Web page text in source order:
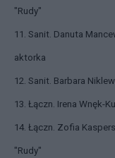
"Rudy"
11. Sanit. Danuta
aktorka
12. Sanit. Barbara
13. Łączn. Irena Wnęk-
14. Łączn. Zofia
"Rudy"